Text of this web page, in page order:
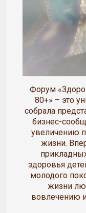
Форум
80+» – это
собрала
бизнес-
увеличению
жизни.
здоровья
молодого
жизни
вовлечению